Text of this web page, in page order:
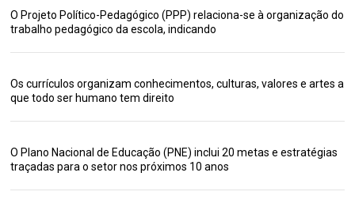
O Projeto Político-Pedagógico (PPP) relaciona-se à organização do
trabalho pedagógico da escola, indicando
Os currículos organizam conhecimentos, culturas, valores e artes a
que todo ser humano tem direito
O Plano Nacional de Educação (PNE) inclui 20 metas e estratégias
traçadas para o setor nos próximos 10 anos